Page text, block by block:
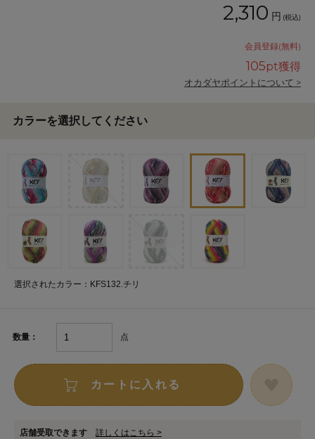
2,310 円 (税込)
会員登録(無料)
105pt獲得
オカダヤポイントについて >
カラーを選択してください
選択されたカラー：KFS132.チリ
数量： 点
カートに入れる
店舗受取できます 詳しくはこちら >